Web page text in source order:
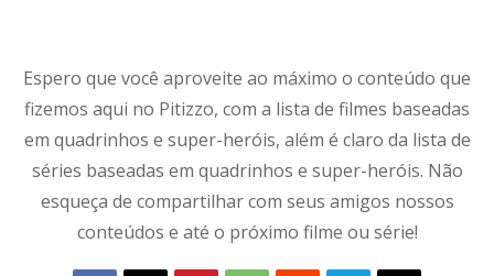
Espero que você aproveite ao máximo o conteúdo que
fizemos aqui no Pitizzo, com a lista de filmes baseadas
em quadrinhos e super-heróis, além é claro da lista de
séries baseadas em quadrinhos e super-heróis. Não
esqueça de compartilhar com seus amigos nossos
conteúdos e até o próximo filme ou série!